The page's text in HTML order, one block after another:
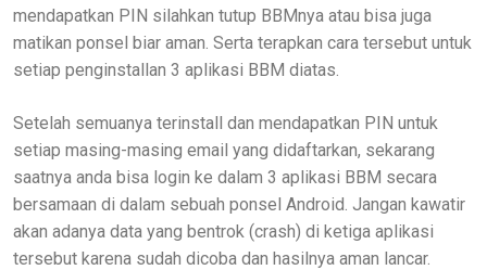
mendapatkan PIN silahkan tutup BBMnya atau bisa juga
matikan ponsel biar aman. Serta terapkan cara tersebut untuk
setiap penginstallan 3 aplikasi BBM diatas.
Setelah semuanya terinstall dan mendapatkan PIN untuk
setiap masing-masing email yang didaftarkan, sekarang
saatnya anda bisa login ke dalam 3 aplikasi BBM secara
bersamaan di dalam sebuah ponsel Android. Jangan kawatir
akan adanya data yang bentrok (crash) di ketiga aplikasi
tersebut karena sudah dicoba dan hasilnya aman lancar.